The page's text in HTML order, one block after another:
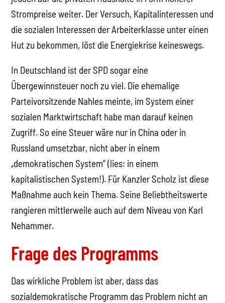
Strompreise weiter. Der Versuch, Kapitalinteressen und
die sozialen Interessen der Arbeiterklasse unter einen
Hut zu bekommen, löst die Energiekrise keineswegs.
In Deutschland ist der SPD sogar eine
Übergewinnsteuer noch zu viel. Die ehemalige
Parteivorsitzende Nahles meinte, im System einer
sozialen Marktwirtschaft habe man darauf keinen
Zugriff. So eine Steuer wäre nur in China oder in
Russland umsetzbar, nicht aber in einem
„demokratischen System“ (lies: in einem
kapitalistischen System!). Für Kanzler Scholz ist diese
Maßnahme auch kein Thema. Seine Beliebtheitswerte
rangieren mittlerweile auch auf dem Niveau von Karl
Nehammer.
Frage des Programms
Das wirkliche Problem ist aber, dass das
sozialdemokratische Programm das Problem nicht an